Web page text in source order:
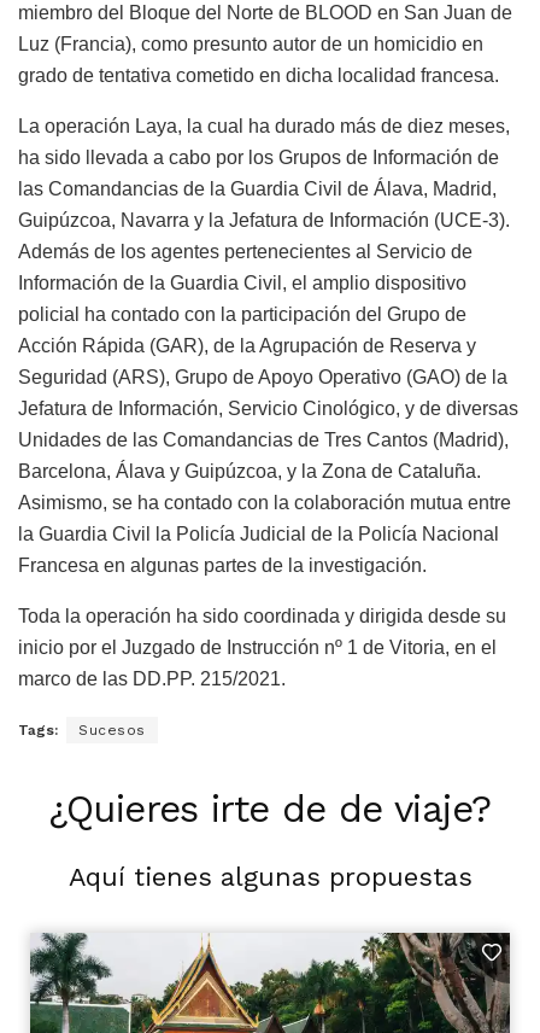
miembro del Bloque del Norte de BLOOD en San Juan de
Luz (Francia), como presunto autor de un homicidio en
grado de tentativa cometido en dicha localidad francesa.
La operación Laya, la cual ha durado más de diez meses,
ha sido llevada a cabo por los Grupos de Información de
las Comandancias de la Guardia Civil de Álava, Madrid,
Guipúzcoa, Navarra y la Jefatura de Información (UCE-3).
Además de los agentes pertenecientes al Servicio de
Información de la Guardia Civil, el amplio dispositivo
policial ha contado con la participación del Grupo de
Acción Rápida (GAR), de la Agrupación de Reserva y
Seguridad (ARS), Grupo de Apoyo Operativo (GAO) de la
Jefatura de Información, Servicio Cinológico, y de diversas
Unidades de las Comandancias de Tres Cantos (Madrid),
Barcelona, Álava y Guipúzcoa, y la Zona de Cataluña.
Asimismo, se ha contado con la colaboración mutua entre
la Guardia Civil la Policía Judicial de la Policía Nacional
Francesa en algunas partes de la investigación.
Toda la operación ha sido coordinada y dirigida desde su
inicio por el Juzgado de Instrucción nº 1 de Vitoria, en el
marco de las DD.PP. 215/2021.
Tags: Sucesos
¿Quieres irte de de viaje?
Aquí tienes algunas propuestas